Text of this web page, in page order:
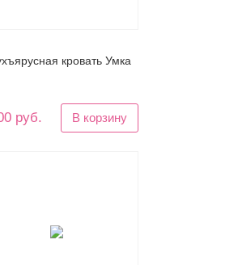
кровать Умка
руб. В корзину